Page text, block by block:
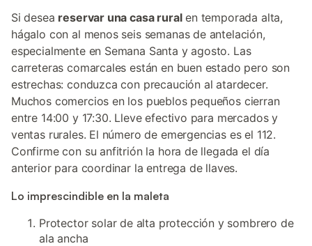
Si desea reservar una casa ruralen temporada alta,
hágalo con al menos seis semanas de antelación,
especialmente en Semana Santa y agosto. Las
carreteras comarcales están en buen estado pero son
estrechas: conduzca con precaución al atardecer.
Muchos comercios en los pueblos pequeños cierran
entre 14:00 y 17:30. Lleve efectivo para mercados y
ventas rurales. El número de emergencias es el 112.
Confirme con su anfitrión la hora de llegada el día
anterior para coordinar la entrega de llaves.
Lo imprescindible en la maleta
Protector solar de alta protección y sombrero de
ala ancha